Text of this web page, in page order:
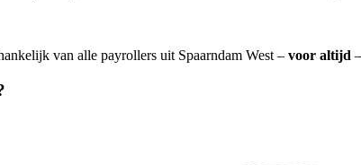
van alle payrollers uit Spaarndam West – voor altijd